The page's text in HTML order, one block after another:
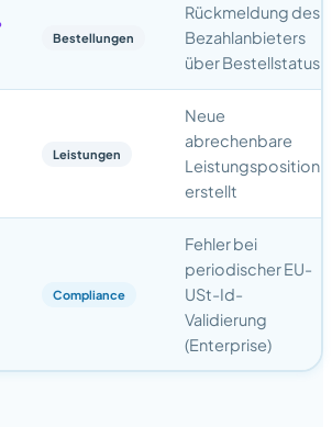
Bestellungen
Rückmeldung des
Bezahlanbieters
über Bestellstatus
Leistungen
Neue
abrechenbare
Leistungsposition
erstellt
Compliance
Fehler bei
periodischer EU-
USt-Id-
Validierung
(Enterprise)